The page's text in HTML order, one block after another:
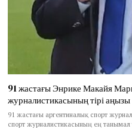
91 жастағы Энрике Макайя
журналистикасының тірі аңызы
91 жастағы аргентиналық спорт
спорт журналистикасының ең танымал